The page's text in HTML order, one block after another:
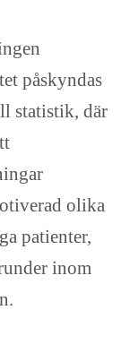
påskyndas
statistik, där
olika
patienter,
inom